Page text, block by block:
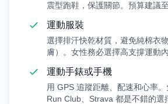
震型跑鞋，保護關節。預算建議
運動服裝
選擇排汗快乾材質，避免純棉衣
膚）。女性務必選擇高支撐運動內
運動手錶或手機
用 GPS 追蹤距離、配速和心率
Run Club、Strava 都是不錯的選